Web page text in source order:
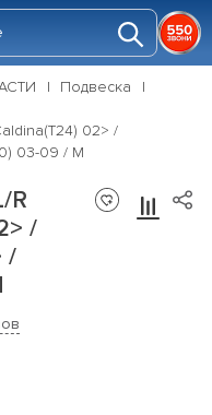
Подвеска
02> /
03-09 / M
R
/
/